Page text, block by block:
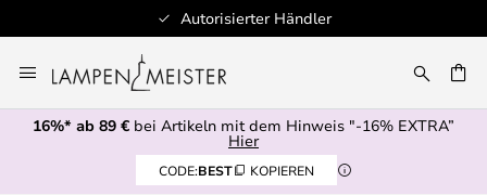
Autorisierter Händler
Inhalt
springen
16%* ab 89 € bei Artikeln mit dem Hinweis "-16% EXTRA”
Hier
CODE:BEST KOPIEREN